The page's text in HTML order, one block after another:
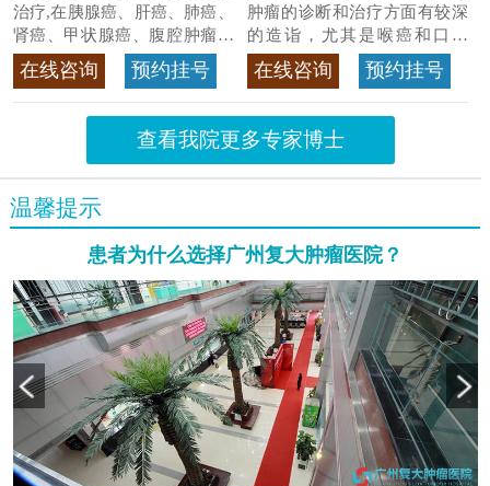
治疗,在胰腺癌、肝癌、肺癌、
肾癌、甲状腺癌、腹腔肿瘤等
>>查看专家详情
在线咨询 预约挂号
肿瘤的诊断和治疗方面有较深
的造诣，尤其是喉癌和口腔
癌，迄今仍是广东喉癌单病种
首席专家 >>查看专家详情
在线咨询 预约挂号
查看我院更多专家博士
温馨提示
患者为什么选择广州复大肿瘤医院？